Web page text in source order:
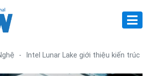
-
Intel Lunar Lake giới thiệu kiến ​​trúc